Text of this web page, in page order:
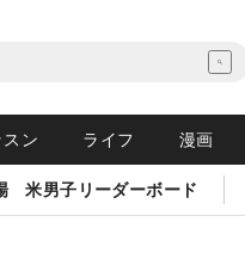
スン ライフ 漫画
米男子リーダーボード